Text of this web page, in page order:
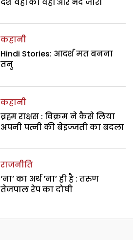
कहानी
Hindi Stories: आदर्श मत बनना
तनु
कहानी
ब्रह्म राक्षस : विक्रम ने कैसे लिया
अपनी पत्नी की बेइज्जती का बदला
राजनीति
‘ना’ का अर्थ ‘ना’ ही है : तरुण
तेजपाल रेप का दोषी